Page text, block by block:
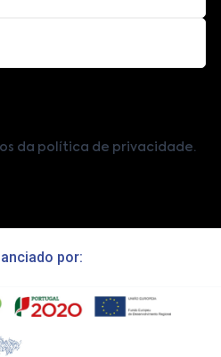
da política de privacidade.
por: